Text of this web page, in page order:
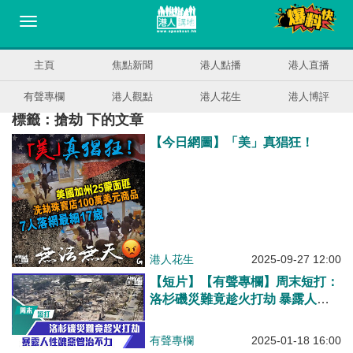
主頁 焦點新聞 港人點播 港人直播
有聲專欄 港人觀點 港人花生 港人博評
標籤：搶劫 下的文章
【今日網圖】「美」真猖狂！
港人花生 2025-09-27 12:00
【短片】【有聲專欄】周末短打：
洛杉磯災難竟趁火打劫 暴露人性
有聲專欄 2025-01-18 16:00